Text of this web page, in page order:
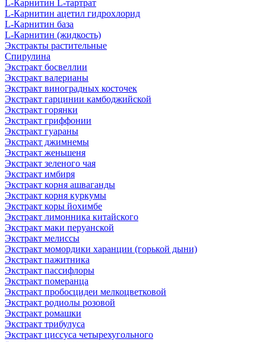
L-Карнитин L-тартрат
L-Карнитин ацетил гидрохлорид
L-Карнитин база
L-Карнитин (жидкость)
Экстракты растительные
Спирулина
Экстракт босвеллии
Экстракт валерианы
Экстракт виноградных косточек
Экстракт гарцинии камбоджийской
Экстракт горянки
Экстракт гриффонии
Экстракт гуараны
Экстракт джимнемы
Экстракт женьшеня
Экстракт зеленого чая
Экстракт имбиря
Экстракт корня ашваганды
Экстракт корня куркумы
Экстракт коры йохимбе
Экстракт лимонника китайского
Экстракт маки перуанской
Экстракт мелиссы
Экстракт момордики харанции (горькой дыни)
Экстракт пажитника
Экстракт пассифлоры
Экстракт померанца
Экстракт пробосцидеи мелкоцветковой
Экстракт родиолы розовой
Экстракт ромашки
Экстракт трибулуса
Экстракт циссуса четырехугольного